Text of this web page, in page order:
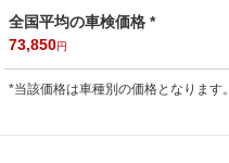
全国平均の車検価格 *
73,850円
*当該価格は車種別の価格となります。